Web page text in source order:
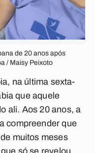
de 20 anos após
/ Maisy Peixoto
na última sexta-
que aquele
ali. Aos 20 anos, a
compreender que
muitos meses
só se revelou